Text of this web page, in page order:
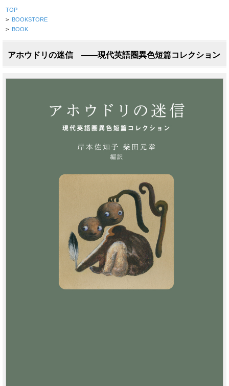
TOP
> BOOKSTORE
> BOOK
アホウドリの迷信 ――現代英語圏異色短篇コレクション